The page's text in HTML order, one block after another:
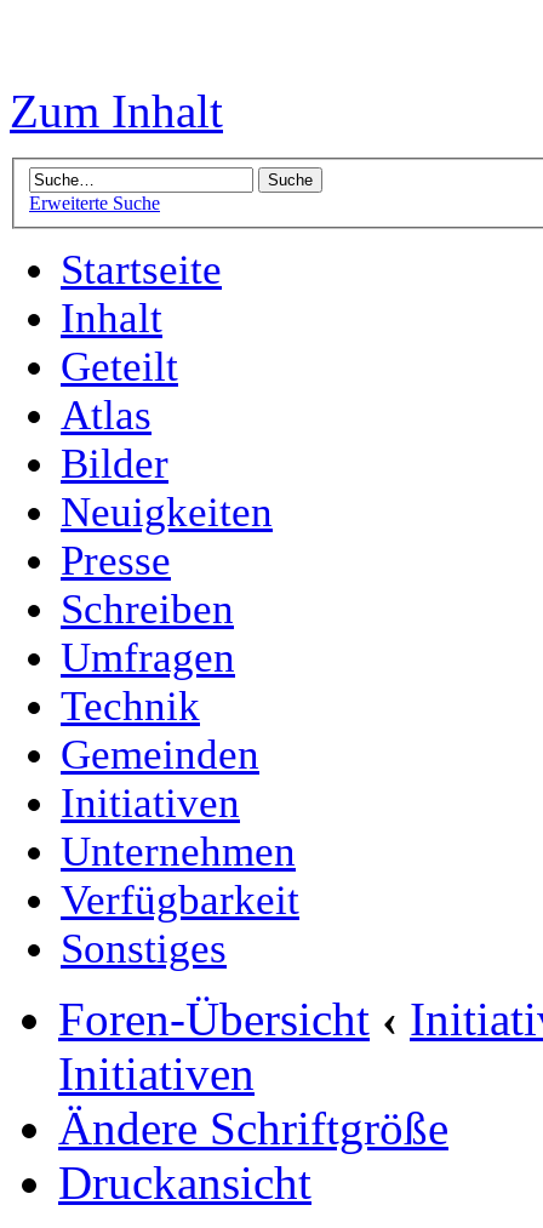
Zum Inhalt
Erweiterte Suche
Startseite
Inhalt
Geteilt
Atlas
Bilder
Neuigkeiten
Presse
Schreiben
Umfragen
Technik
Gemeinden
Initiativen
Unternehmen
Verfügbarkeit
Sonstiges
Foren-Übersicht ‹
Initiativen
Ändere Schriftgröße
Druckansicht